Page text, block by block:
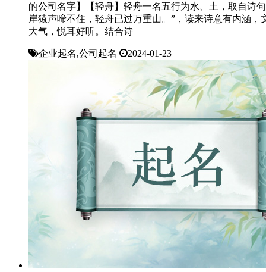
的公司名字】【轻舟】轻舟一名五行为水、土，取自诗
岸猿声啼不住，轻舟已过万重山。”，读来诗意有内涵，
大气，悦耳好听。结合诗
企业起名,公司起名 2024-01-23